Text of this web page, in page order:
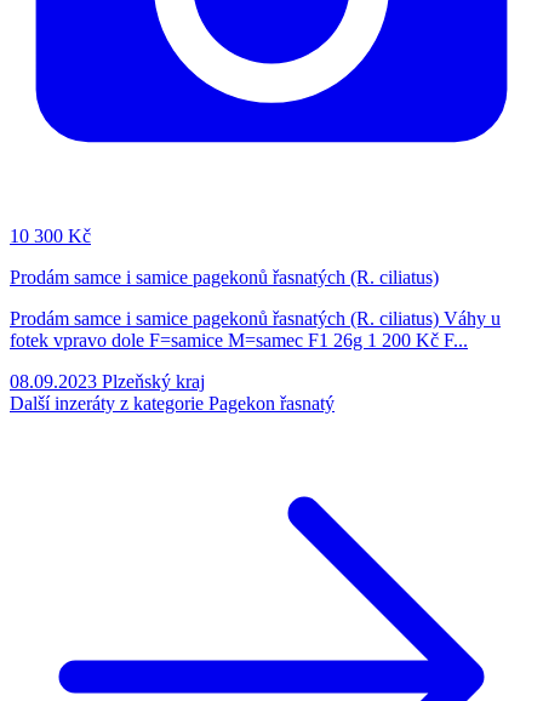
10 300 Kč
Prodám samce i samice pagekonů řasnatých (R. ciliatus)
Prodám samce i samice pagekonů řasnatých (R. ciliatus) Váhy u
fotek vpravo dole F=samice M=samec F1 26g 1 200 Kč F...
08.09.2023 Plzeňský kraj
Další inzeráty z kategorie Pagekon řasnatý